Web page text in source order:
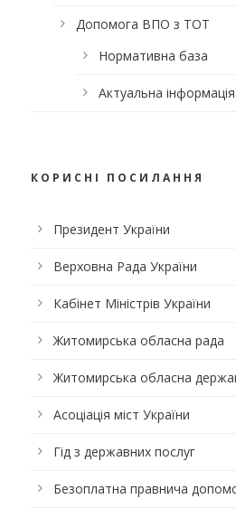
Допомога ВПО з ТОТ
Нормативна база
Актуальна інформація
КОРИСНІ ПОСИЛАННЯ
Президент України
Верховна Рада України
Кабінет Міністрів України
Житомирська обласна рада
Житомирська обласна
Асоціація міст України
Гід з державних послуг
Безоплатна правнича